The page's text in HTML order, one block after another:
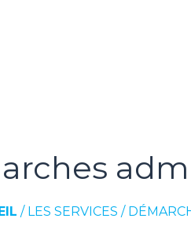
/ LES SERVICES /